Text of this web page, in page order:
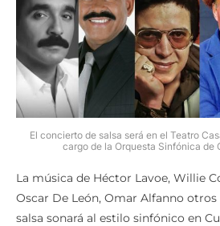
El concierto de salsa será en el Teatro
cargo de la Orquesta Sinfónica de
La música de Héctor Lavoe, Willie
Oscar De León, Omar Alfanno otros
salsa sonará al estilo sinfónico en